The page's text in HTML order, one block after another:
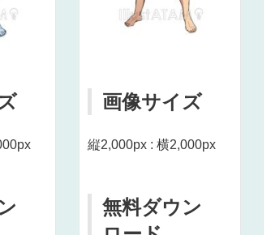
画像サイズ
縦2,000px : 横2,000px
無料ダウン